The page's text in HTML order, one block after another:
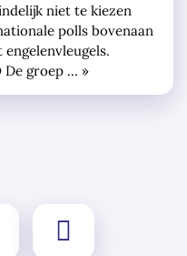
niet te kiezen
polls bovenaan
De groep … »